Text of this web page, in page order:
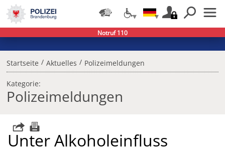
Startseite / Aktuelles / Polizeimeldungen
Kategorie:
Polizeimeldungen
Unter Alkoholeinfluss
Notruf 110